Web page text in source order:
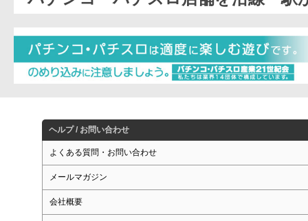
ヘルプ / お問い合わせ
よくある質問・お問い合わせ
メールマガジン
会社概要